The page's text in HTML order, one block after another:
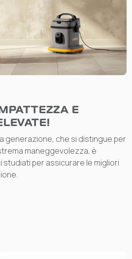
E
generazione, che si distingue per
maneggevolezza, è
studiati per assicurare le migliori